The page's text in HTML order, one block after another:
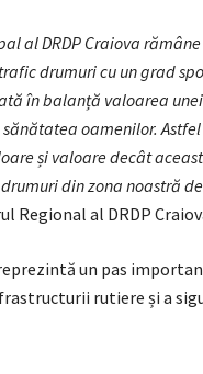
al DRDP Craiova
drumuri cu un grad
în balanță valoarea
oamenilor.
și valoare decât
din zona noastră
Regional al DRDP
un pas
rutiere și a